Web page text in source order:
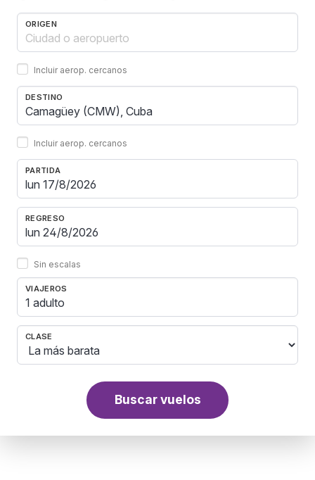
ORIGEN
Incluir aerop. cercanos
DESTINO
Incluir aerop. cercanos
PARTIDA
REGRESO
Sin escalas
VIAJEROS
1 adulto
CLASE
Buscar vuelos